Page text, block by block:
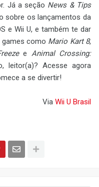
Já a seção News & Tips
sobre os lançamentos da
e Wii U, e também te dar
games como Mario Kart 8,
e Animal Crossing:
leitor(a)? Acesse agora
a se divertir!
Via Wii U Brasil